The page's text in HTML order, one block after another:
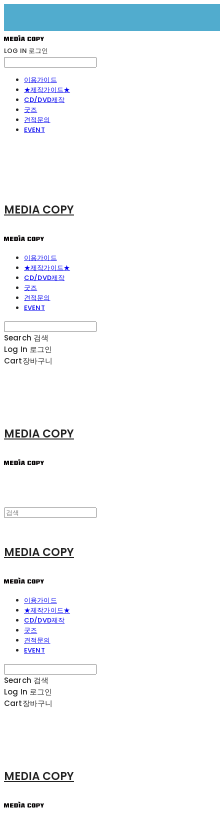
LOG IN 로그인
이용가이드
★제작가이드★
CD/DVD제작
굿즈
견적문의
EVENT
MEDIA COPY
이용가이드
★제작가이드★
CD/DVD제작
굿즈
견적문의
EVENT
Search 검색
Log In 로그인
Cart장바구니
MEDIA COPY
MEDIA COPY
이용가이드
★제작가이드★
CD/DVD제작
굿즈
견적문의
EVENT
Search 검색
Log In 로그인
Cart장바구니
MEDIA COPY